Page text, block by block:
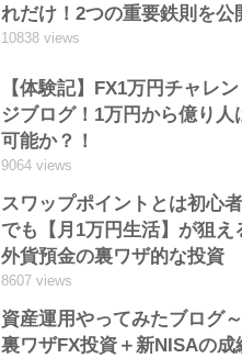
れだけ！2つの重要鉄則を公
10838 views
【体験記】FX1万円チャレン
ジブログ！1万円から億り人
可能か？！
9064 views
スワップポイントとは初心者
でも【月1万円生活】が狙え
外貨預金の裏ワザ的な投資
8607 views
資産運用やってみたブログ～
裏ワザFX投資＋新NISAの成